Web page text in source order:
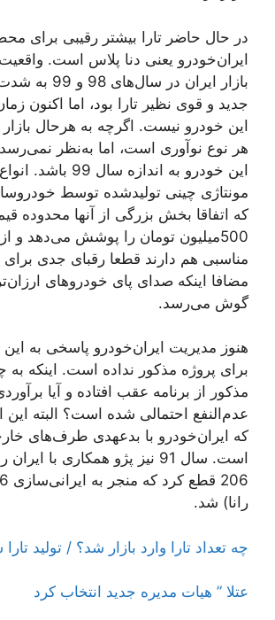
در حال حاضر تارا بیشتر رقیبی برای
ایران‌خودرو یعنی دنا پلاس است.
بازار ایران در
جدید و قوی نظیر تارا بود، اما اکنون
این خودرو نیست. اگرچه به هرحال
هر نوع نوآوری است، اما به‌نظر نمی‌رسد
این خودرو به اندازه
مونتاژی چینی تولیدشده توسط
500میلیون تومان را پوشش می‌دهد و
مناسبی هم دارند قطعا رقبای جدی برای
مضافا اینکه صدای پای خودروهای
گوش می‌رسد.
هنوز مدیریت ایران‌خودرو پاسخی به این
برای پروژه مذکور نداده است. اینکه به
مذکور از برنامه عقب ‌افتاده و آیا
عدم‌النفع احتمالی شده است؟ البته این
که ایران‌خودرو با بدعهدی طرف‌های
است. سال 91 نیز پژو همکاری با
رانا) شد.
چه تعداد تارا وارد بازار شد؟ / تولید
عتلا ” هیات مدیره جدید انتخاب کرد